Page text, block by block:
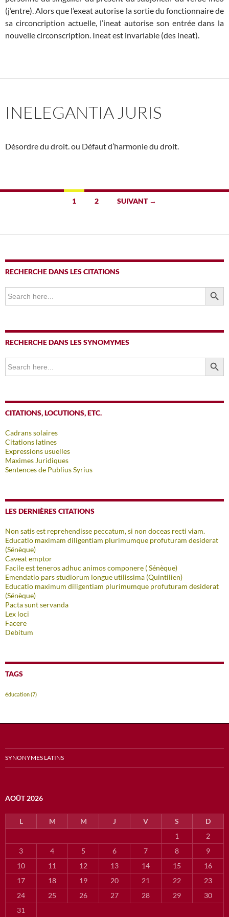
(j’entre). Alors que l’exeat autorise la sortie du fonctionnaire de
sa circoncription actuelle, l’ineat autorise son entrée dans la
nouvelle circonscription. Ineat est invariable (des ineat).
INELEGANTIA JURIS
Désordre du droit. ou Défaut d’harmonie du droit.
articles
1 2 SUIVANT →
RECHERCHE DANS LES CITATIONS
Search
for:
SEARCH
RECHERCHE DANS LES SYNOMYMES
Search
for:
SEARCH
CITATIONS, LOCUTIONS, ETC.
Cadrans solaires
Citations latines
Expressions usuelles
Maximes Juridiques
Sentences de Publius Syrius
LES DERNIÈRES CITATIONS
Non satis est reprehendisse peccatum, si non doceas recti viam.
Educatio maximam diligentiam plurimumque profuturam desiderat
(Sénèque)
Caveat emptor
Facile est teneros adhuc animos componere ( Sénèque)
Emendatio pars studiorum longue utilissima (Quintilien)
Educatio maximum diligentiam plurimumque profuturam desiderat
(Sénèque)
Pacta sunt servanda
Lex loci
Facere
Debitum
TAGS
éducation(7)
SYNONYMES LATINS
AOÛT 2026
L M M J V S
D
1
2
3
4 5 6 7 8
9
10
11 12 13 14 15
16
17
18 19 20 21 22
23
24
25 26 27 28 29
30
31